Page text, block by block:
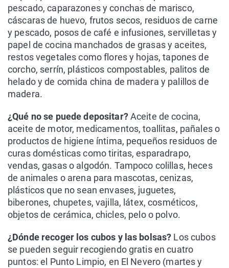
pescado, caparazones y conchas de marisco,
cáscaras de huevo, frutos secos, residuos de carne
y pescado, posos de café e infusiones, servilletas y
papel de cocina manchados de grasas y aceites,
restos vegetales como flores y hojas, tapones de
corcho, serrín, plásticos compostables, palitos de
helado y de comida china de madera y palillos de
madera.
¿Qué no se puede depositar?Aceite de cocina,
aceite de motor, medicamentos, toallitas, pañales o
productos de higiene íntima, pequeños residuos de
curas domésticas como tiritas, esparadrapo,
vendas, gasas o algodón. Tampoco colillas, heces
de animales o arena para mascotas, cenizas,
plásticos que no sean envases, juguetes,
biberones, chupetes, vajilla, látex, cosméticos,
objetos de cerámica, chicles, pelo o polvo.
¿Dónde recoger los cubos y las bolsas? Los cubos
se pueden seguir recogiendo gratis en cuatro
puntos: el Punto Limpio, en El Nevero (martes y